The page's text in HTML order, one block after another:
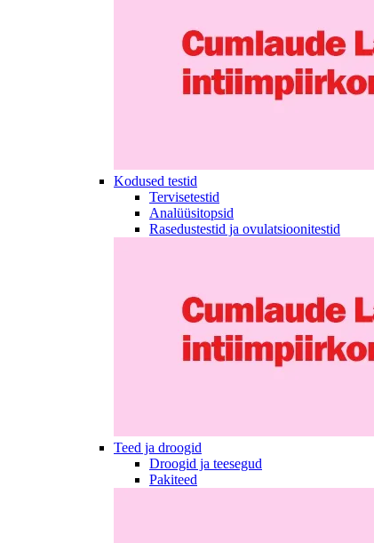
Kodused testid
Tervisetestid
Analüüsitopsid
Rasedustestid ja ovulatsioonitestid
Teed ja droogid
Droogid ja teesegud
Pakiteed